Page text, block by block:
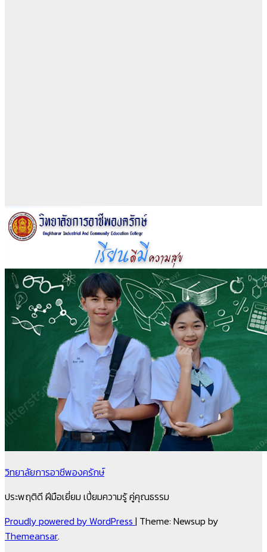
วิทยาลัยการอาชีพองครักษ์
ประพฤติดี ฝีมือเยี่ยม เปี่ยมความรู้ คู่คุณธรรม
Proudly powered by WordPress | Theme: Newsup by
Themeansar.